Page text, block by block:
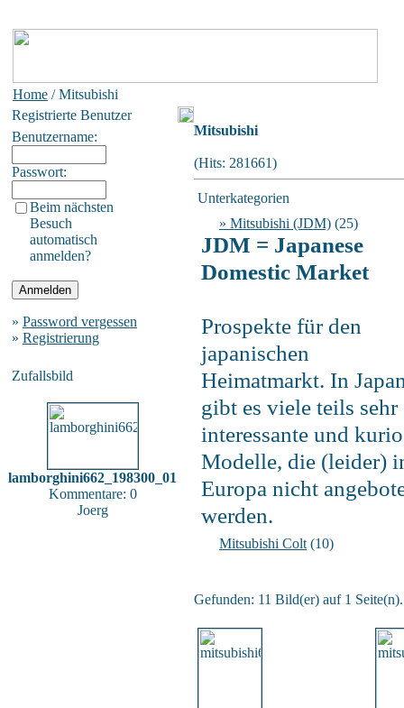
Home / Mitsubishi
Registrierte Benutzer
Benutzername:
Passwort:
Beim nächsten
Besuch
automatisch
anmelden?
» Password vergessen
» Registrierung
Zufallsbild
lamborghini662_198300_01
Kommentare: 0
Joerg
Mitsubishi
(Hits: 281661)
Unterkategorien
» Mitsubishi (JDM) (25)
JDM = Japanese
Domestic Market
Prospekte für den
japanischen
Heimatmarkt. In
gibt es viele teils sehr
interessante und
Modelle, die (leider)
Europa nicht
werden.
Mitsubishi Colt (10)
Gefunden: 11 Bild(er) auf 1